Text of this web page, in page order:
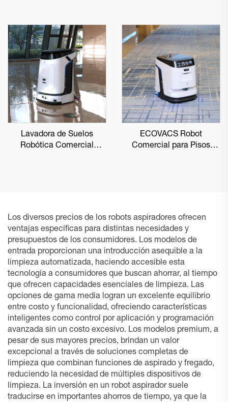
Lavadora de Suelos
Robótica Comercial
ECOVACS Robot
Comercial para Pisos
Los diversos precios de los robots aspiradores ofrecen
ventajas específicas para distintas necesidades y
presupuestos de los consumidores. Los modelos de
entrada proporcionan una introducción asequible a la
limpieza automatizada, haciendo accesible esta
tecnología a consumidores que buscan ahorrar, al tiempo
que ofrecen capacidades esenciales de limpieza. Las
opciones de gama media logran un excelente equilibrio
entre costo y funcionalidad, ofreciendo características
inteligentes como control por aplicación y programación
avanzada sin un costo excesivo. Los modelos premium, a
pesar de sus mayores precios, brindan un valor
excepcional a través de soluciones completas de
limpieza que combinan funciones de aspirado y fregado,
reduciendo la necesidad de múltiples dispositivos de
limpieza. La inversión en un robot aspirador suele
traducirse en importantes ahorros de tiempo, ya que la